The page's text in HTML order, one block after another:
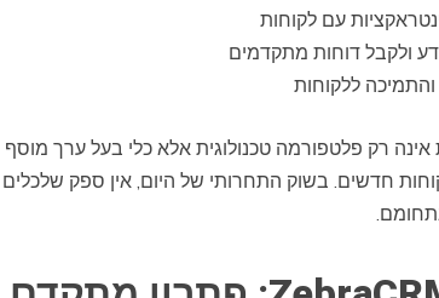
עם לקוחות
ולקבל דוחות מתקדמים
ללקוחות
אינה רק פלטפורמה טכנולוגית אלא כלי בעל ערך
חדשים. בשוק התחרותי של היום, אין ספק